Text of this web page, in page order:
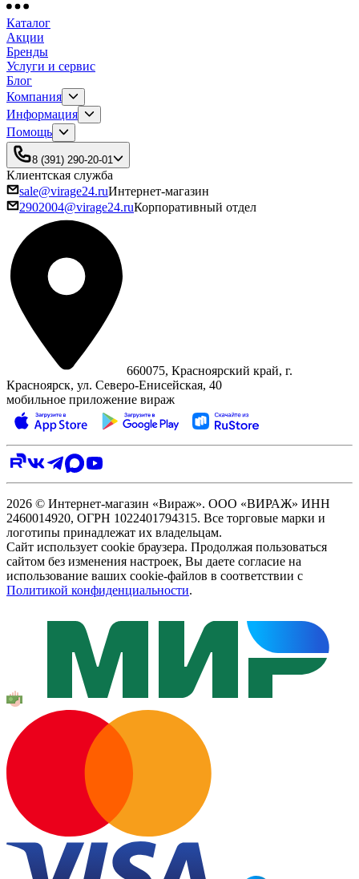
Каталог
Акции
Бренды
Услуги и сервис
Блог
Компания
Информация
Помощь
8 (391) 290-20-01
Клиентская служба
sale@virage24.ruИнтернет-магазин
2902004@virage24.ruКорпоративный отдел
660075, Красноярский край, г.
Красноярск, ул. Северо‑Енисейская, 40
мобильное приложение вираж
2026 © Интернет-магазин «Вираж». ООО «ВИРАЖ» ИНН
2460014920, ОГРН 1022401794315. Все торговые марки и
логотипы принадлежат их владельцам.
Сайт использует cookie браузера. Продолжая пользоваться
сайтом без изменения настроек, Вы даете согласие на
использование ваших cookie-файлов в соответствии с
Политикой конфиденциальности.